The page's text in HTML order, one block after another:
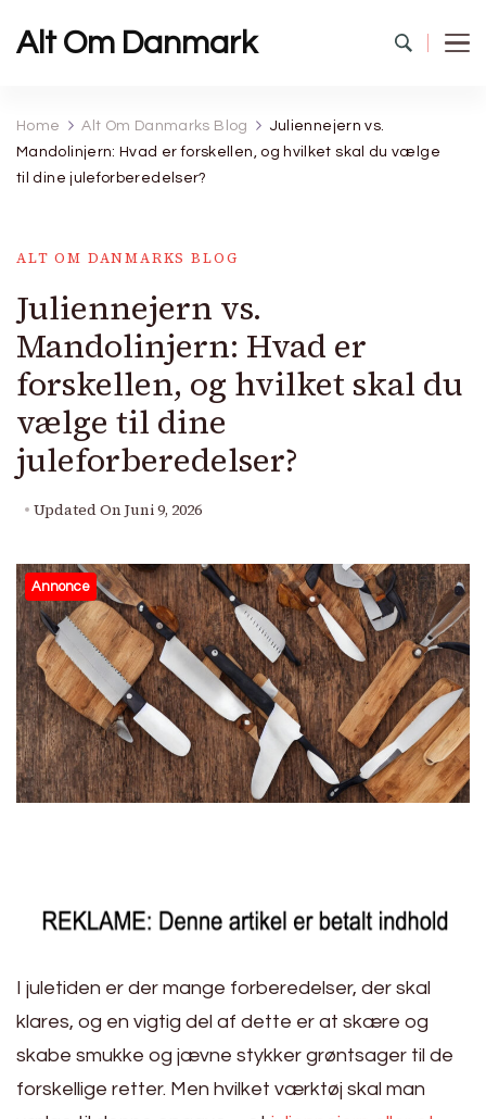
Alt Om Danmark
Home Alt Om Danmarks Blog
Juliennejern vs.
Mandolinjern: Hvad er forskellen, og hvilket skal du vælge
til dine juleforberedelser?
ALT OM DANMARKS BLOG
Juliennejern vs.
Mandolinjern: Hvad er
forskellen, og hvilket skal du
vælge til dine
juleforberedelser?
Updated On Juni 9, 2026
Annonce
I juletiden er der mange forberedelser, der skal
klares, og en vigtig del af dette er at skære og
skabe smukke og jævne stykker grøntsager til de
forskellige retter. Men hvilket værktøj skal man